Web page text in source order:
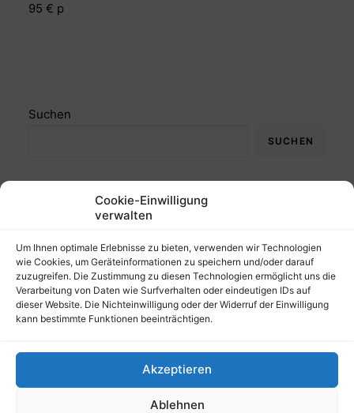
Cookie-Einwilligung
verwalten
Um Ihnen optimale Erlebnisse zu bieten, verwenden wir Technologien
wie Cookies, um Geräteinformationen zu speichern und/oder darauf
zuzugreifen. Die Zustimmung zu diesen Technologien ermöglicht uns die
Verarbeitung von Daten wie Surfverhalten oder eindeutigen IDs auf
dieser Website. Die Nichteinwilligung oder der Widerruf der Einwilligung
kann bestimmte Funktionen beeinträchtigen.
Akzeptieren
Ablehnen
95 € p
Suchen
SUCHEN
Neueste Beiträge
Silvester
Marionettentheather
Neueste Kommentare